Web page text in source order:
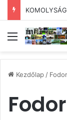
Menü
Kezdőlap/